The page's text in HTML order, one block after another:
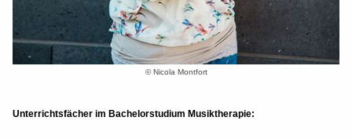
© Nicola Montfort
Unterrichtsfächer im Bachelorstudium Musiktherapie: